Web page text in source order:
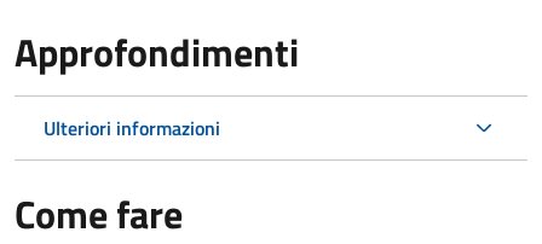
Approfondimenti
Ulteriori informazioni
Come fare